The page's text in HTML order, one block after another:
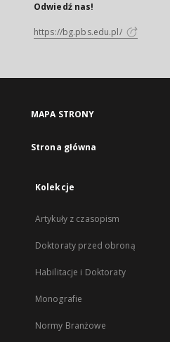
Odwiedź nas!
https://bg.pbs.edu.pl/
MAPA STRONY
Strona główna
Kolekcje
Artykuły z czasopism
Doktoraty przed obroną
Habilitacje i Doktoraty
Monografie
Normy Branżowe